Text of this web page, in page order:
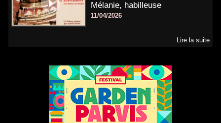
Mélanie, habilleuse
11/04/2026
Lire la suite